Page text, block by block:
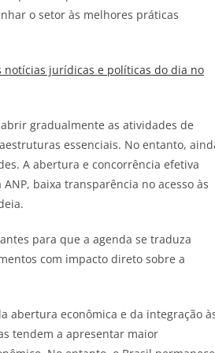
o setor às melhores práticas
notícias jurídicas e políticas do dia no
gradualmente as atividades de
essenciais. No entanto,
A abertura e concorrência efetiva
baixa transparência no acesso às
para que a agenda se traduza
com impacto direto sobre a
abertura econômica e da integração
tendem a apresentar maior